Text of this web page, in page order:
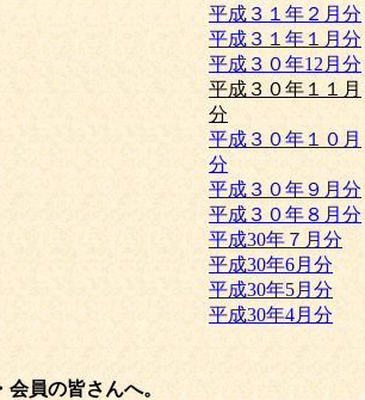
平成３１年２月分
平成３１年１月分
平成３０年12月分
平成３０年１１月
分
平成３０年１０月
分
平成３０年９月分
平成３０年８月分
平成30年７月分
平成30年6月分
平成30年5月分
平成30年4月分
・会員の皆さんへ。